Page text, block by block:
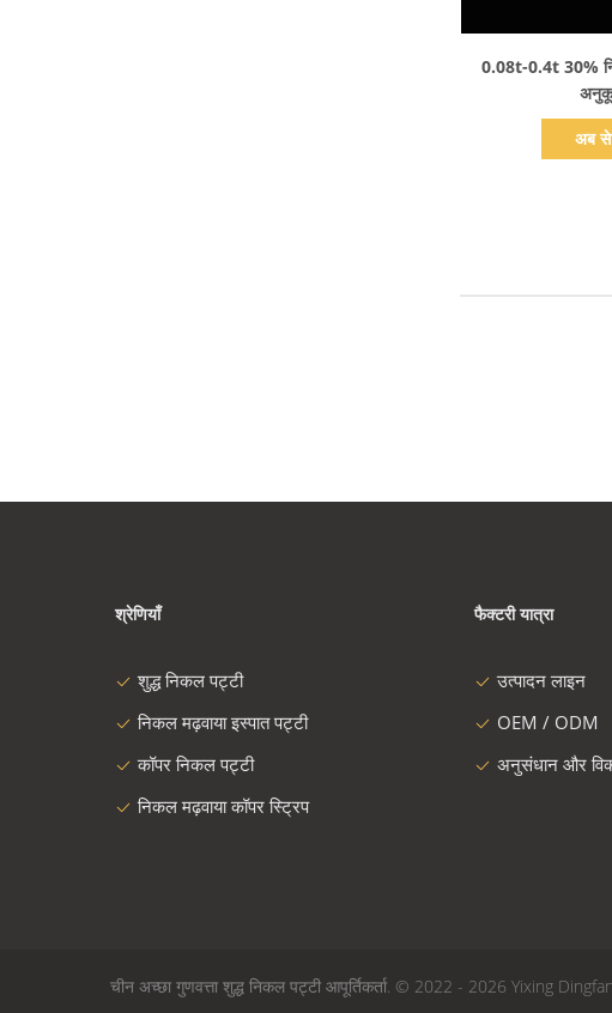
0.08t-0.4t 30%
अब से
श्रेणियाँ
शुद्ध निकल पट्टी
निकल मढ़वाया इस्पात पट्टी
कॉपर निकल पट्टी
निकल मढ़वाया कॉपर स्ट्रिप
फैक्टरी यात्रा
उत्पादन लाइन
OEM / ODM
अनुसंधान और
चीन अच्छा गुणवत्ता शुद्ध निकल पट्टी आपूर्तिकर्ता. © 2022 - 2026 Yixing